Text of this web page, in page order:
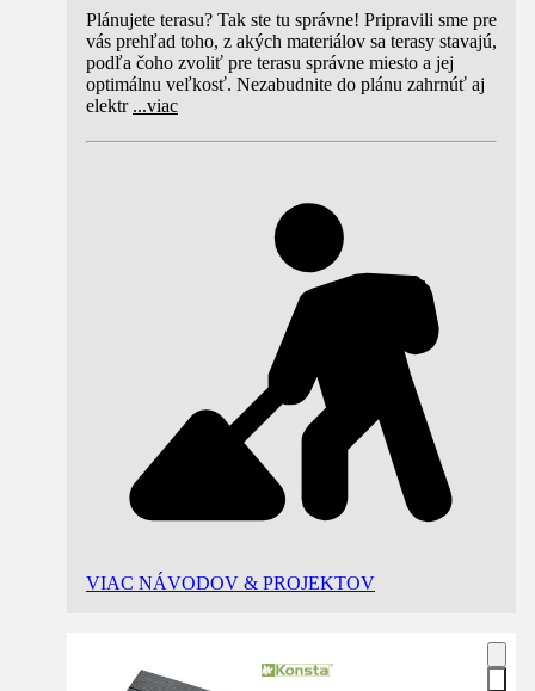
Plánujete terasu? Tak ste tu správne! Pripravili sme pre
vás prehľad toho, z akých materiálov sa terasy stavajú,
podľa čoho zvoliť pre terasu správne miesto a jej
optimálnu veľkosť. Nezabudnite do plánu zahrnúť aj
elektr ...viac
VIAC NÁVODOV & PROJEKTOV